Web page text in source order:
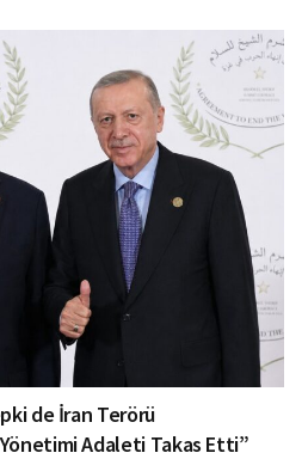
de İran Terörü
Adaleti Takas Etti”